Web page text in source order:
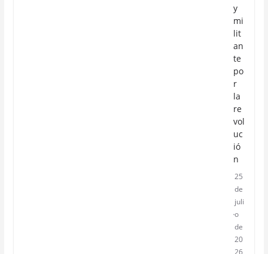
y
mi
lit
an
te
po
r
la
re
vol
uc
ió
n
25
de
juli
o
de
20
26